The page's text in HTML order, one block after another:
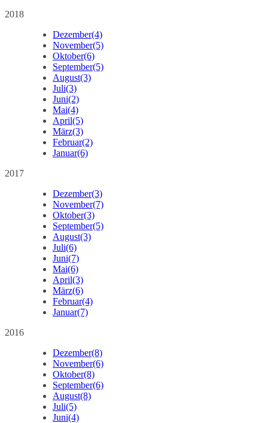
2018
Dezember(4)
November(5)
Oktober(6)
September(5)
August(3)
Juli(3)
Juni(2)
Mai(4)
April(5)
März(3)
Februar(2)
Januar(6)
2017
Dezember(3)
November(7)
Oktober(3)
September(5)
August(3)
Juli(6)
Juni(7)
Mai(6)
April(3)
März(6)
Februar(4)
Januar(7)
2016
Dezember(8)
November(6)
Oktober(8)
September(6)
August(8)
Juli(5)
Juni(4)